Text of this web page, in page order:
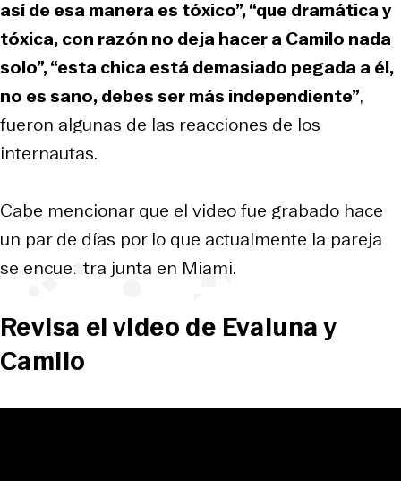
así de esa manera es tóxico”, “que dramática y
tóxica, con razón no deja hacer a Camilo nada
solo”, “esta chica está demasiado pegada a él,
no es sano, debes ser más independiente”,
fueron algunas de las reacciones de los
internautas.
Cabe mencionar que el video fue grabado hace
un par de días por lo que actualmente la pareja
se encuentra junta en Miami.
Revisa el video de Evaluna y
Camilo